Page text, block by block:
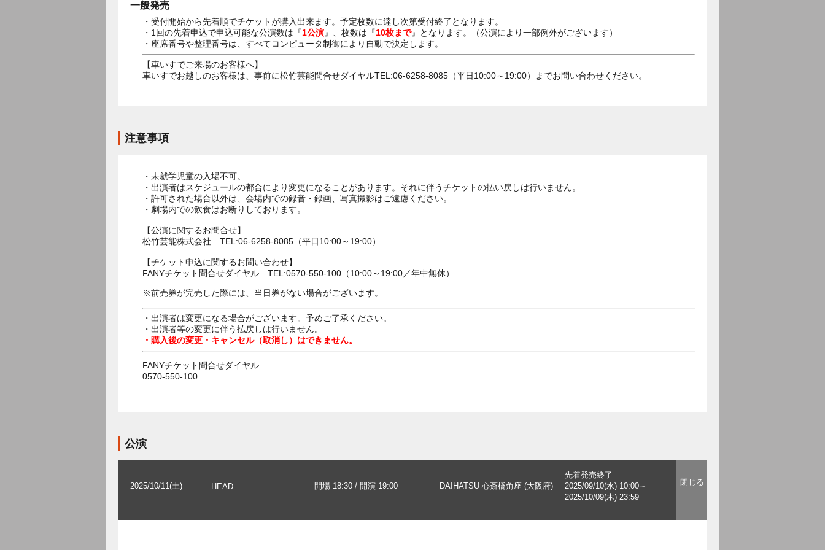
一般発売
・受付開始から先着順でチケットが購入出来ます。予定枚数に達し次第受付終了となります。
・1回の先着申込で申込可能な公演数は『1公演』、枚数は『10枚まで』となります。（公演により一部例外がございます）
・座席番号や整理番号は、すべてコンピュータ制御により自動で決定します。
【車いすでご来場のお客様へ】
車いすでお越しのお客様は、事前に松竹芸能問合せダイヤルTEL:06-6258-8085（平日10:00～19:00）までお問い合わせください。
注意事項
・未就学児童の入場不可。
・出演者はスケジュールの都合により変更になることがあります。それに伴うチケットの払い戻しは行いません。
・許可された場合以外は、会場内での録音・録画、写真撮影はご遠慮ください。
・劇場内での飲食はお断りしております。
【公演に関するお問合せ】
松竹芸能株式会社 TEL:06-6258-8085（平日10:00～19:00）
【チケット申込に関するお問い合わせ】
FANYチケット問合せダイヤル TEL:0570-550-100（10:00～19:00／年中無休）
※前売券が完売した際には、当日券がない場合がございます。
・出演者は変更になる場合がございます。予めご了承ください。
・出演者等の変更に伴う払戻しは行いません。
・購入後の変更・キャンセル（取消し）はできません。
FANYチケット問合せダイヤル
0570-550-100
公演
2025/10/11(土) HEAD 開場 18:30 / 開演 19:00 DAIHATSU 心斎橋角座 (大阪府)
先着発売終了
2025/09/10(水) 10:00～
2025/10/09(木) 23:59